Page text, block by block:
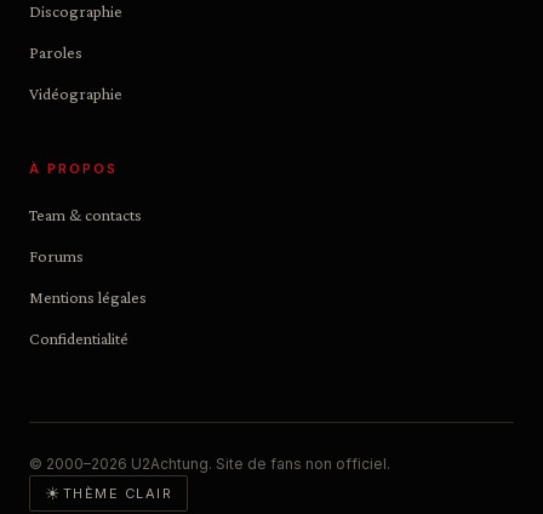
Discographie
Paroles
Vidéographie
À PROPOS
Team & contacts
Forums
Mentions légales
Confidentialité
© 2000–2026 U2Achtung. Site de fans non officiel.
☀ THÈME CLAIR